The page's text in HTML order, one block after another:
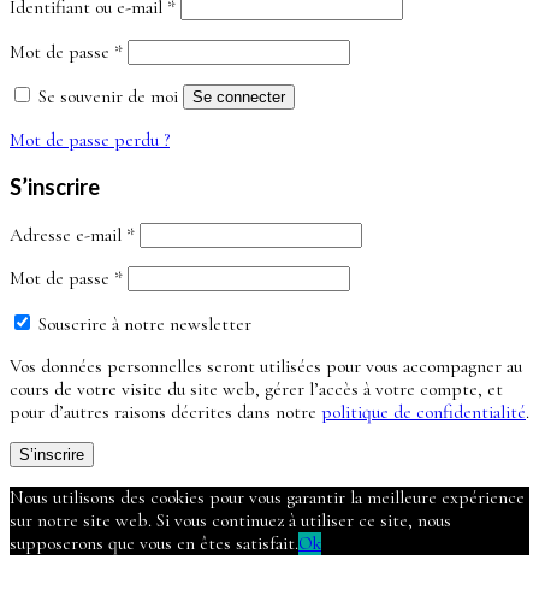
Identifiant ou e-mail *Obligatoire
Mot de passe *Obligatoire
Se souvenir de moi Se connecter
Mot de passe perdu ?
S’inscrire
Adresse e-mail *Obligatoire
Mot de passe *Obligatoire
Souscrire à notre newsletter
Vos données personnelles seront utilisées pour vous accompagner au
cours de votre visite du site web, gérer l’accès à votre compte, et
pour d’autres raisons décrites dans notre politique de confidentialité.
S’inscrire
Nous utilisons des cookies pour vous garantir la meilleure expérience
sur notre site web. Si vous continuez à utiliser ce site, nous
supposerons que vous en êtes satisfait.Ok